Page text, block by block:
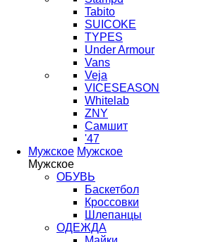
Tabito
SUICOKE
TYPES
Under Armour
Vans
Veja
VICESEASON
Whitelab
ZNY
Самшит
'47
Мужское Мужское
Мужское
ОБУВЬ
Баскетбол
Кроссовки
Шлепанцы
ОДЕЖДА